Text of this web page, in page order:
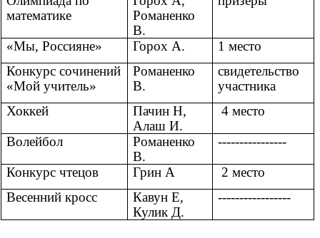
математике
Романенко
В.
«Мы, Россияне» Горох А.
1 место
Конкурс сочинений
«Мой учитель»
Романенко
В.
свидетельство
участника
Хоккей
Пачин Н,
Алаш И.
4 место
Волейбол
Романенко
В.
----------------
Конкурс чтецов Грин А
2 место
Весенний кросс
Кавун Е,
Кулик Д.
-----------------